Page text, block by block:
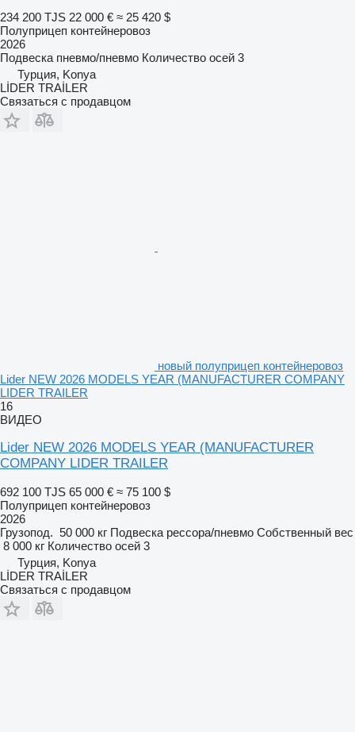
234 200 TJS 22 000 € ≈ 25 420 $
Полуприцеп контейнеровоз
2026
Подвеска пневмо/пневмо Количество осей 3
Турция, Konya
LİDER TRAİLER
Связаться с продавцом
новый полуприцеп контейнеровоз
Lider NEW 2026 MODELS YEAR (MANUFACTURER COMPANY
LIDER TRAILER
16
ВИДЕО
Lider NEW 2026 MODELS YEAR (MANUFACTURER
COMPANY LIDER TRAILER
692 100 TJS 65 000 € ≈ 75 100 $
Полуприцеп контейнеровоз
2026
Грузопод. 50 000 кг Подвеска рессора/пневмо Собственный вес
8 000 кг Количество осей 3
Турция, Konya
LİDER TRAİLER
Связаться с продавцом